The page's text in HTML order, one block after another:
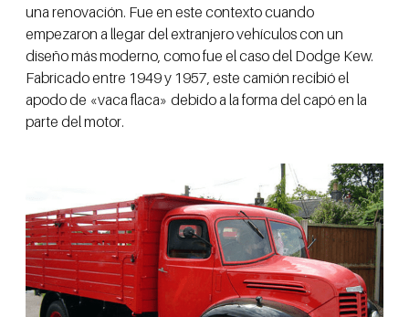
una renovación. Fue en este contexto cuando
empezaron a llegar del extranjero vehículos con un
diseño más moderno, como fue el caso del Dodge Kew.
Fabricado entre 1949 y 1957, este camión recibió el
apodo de «vaca flaca» debido a la forma del capó en la
parte del motor.